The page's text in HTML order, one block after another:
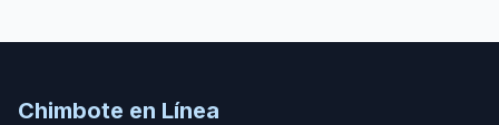
Chimbote en Línea